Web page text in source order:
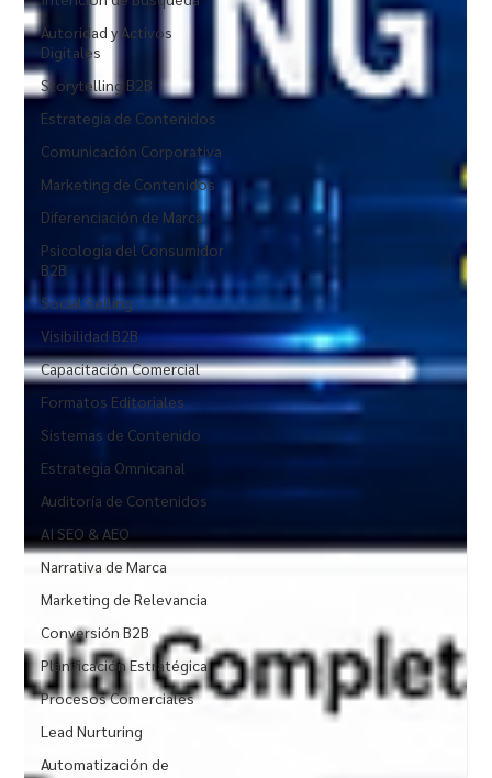
Autoridad y Activos
Digitales
Storytelling B2B
Estrategia de Contenidos
Comunicación Corporativa
Marketing de Contenidos
Diferenciación de Marca
Psicología del Consumidor
B2B
Social Selling
Visibilidad B2B
Capacitación Comercial
Formatos Editoriales
Sistemas de Contenido
Estrategia Omnicanal
Auditoría de Contenidos
AI SEO & AEO
Narrativa de Marca
Marketing de Relevancia
Conversión B2B
Planificación Estratégica
Procesos Comerciales
Lead Nurturing
Automatización de